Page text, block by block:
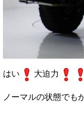
はい 大迫力
ノーマルの状態でも